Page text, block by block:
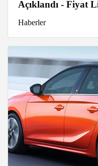
Açıklandı - Fiyat
Haberler